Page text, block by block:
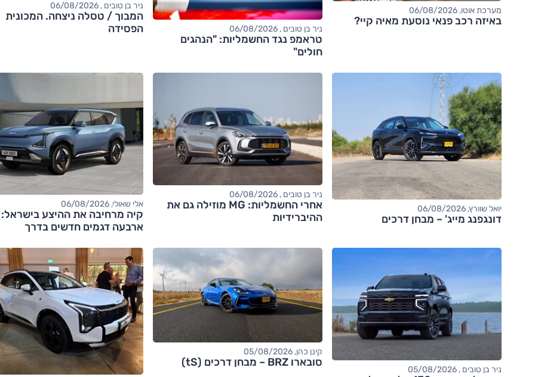
מערכת אוטו, 06/08/2026
באיזה רכב פנאי נוסעת מאיה קיי?
ניר בן טובים , 06/08/2026
טראמפ נגד החשמליות: "הנהגים
חולים"
ניר בן טובים , 06/08/2026
המבוך / טסלה ניצחה. המכונית
הפסידה
יואל שוורץ, 06/08/2026
דונגפנג מייג' – מבחן דרכים
ניר בן טובים , 06/08/2026
אחרי החשמליות: MG מוזילה גם את
ההיברידיות
אלי שאולי, 06/08/2026
קיה מרחיבה את ההיצע בישראל:
ארבעה דגמים חדשים בדרך
ניר בן טובים , 05/08/2026
קינן כהן, 05/08/2026
סובארו BRZ – מבחן דרכים (tS)